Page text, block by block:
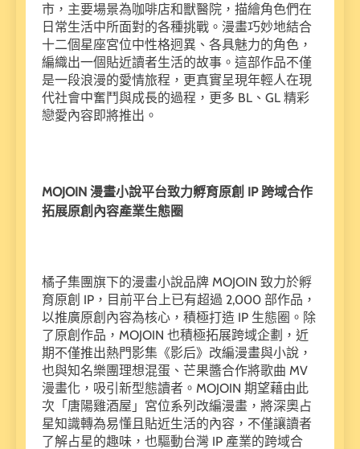
市，主要場景為咖啡店和獸醫院，描繪角色們在
日常生活中所面對的各種挑戰。漫畫巧妙地結合
十二個星座宮位中性格迥異、各具魅力的角色，
編織出一個貼近讀者生活的故事。這部作品不僅
是一段浪漫的愛情旅程，更真實呈現年輕人在現
代社會中奮鬥與成長的過程，更多 BL、GL 精彩
戀愛內容即將推出。
MOJOIN 漫畫小說平台致力孵育原創 IP 跨域合作
拓展原創內容產業生態圈
橘子集團旗下的漫畫小說品牌 MOJOIN 致力於孵
育原創 IP，目前平台上已有超過 2,000 部作品，
以推廣原創內容為核心，積極打造 IP 生態圈。除
了原創作品，MOJOIN 也積極拓展跨域企劃，近
期不僅推出熱門影集《影后》改編漫畫與小說，
也與知名樂團理想混蛋、芒果醬合作將歌曲 MV
漫畫化，吸引新型態讀者。MOJOIN 期望藉由此
次「唐陽雞酒屋」宮位系列改編漫畫，將深奧占
星知識轉為易懂且貼近生活的內容，不僅讓讀者
了解占星的趣味，也驅動台灣 IP 產業的跨域合